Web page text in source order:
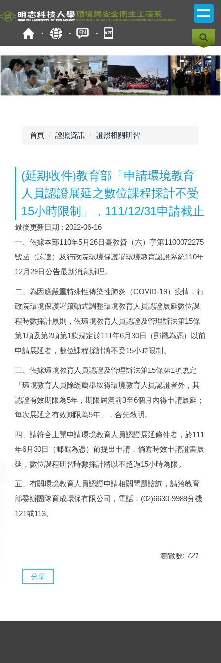
到
容
區
首頁 證照資訊 證照相關研習
(延期收件)教育部「申請環境教育
人員認證展延之數位課程採計不受
15小時限制」，111/12/31申請截止
最後更新日期 : 2022-06-16
一、依據本部110年5月26日臺教資（六）字第1100072275
號函（諒達）及行政院環境保護署環境教育認證系統110年
12月29日公告最新消息辦理。
二、為因應嚴重特殊性傳染性肺炎（COVID-19）疫情，行
政院環境保護署滾動式調整環境教育人員認證展延數位課
程時數採計原則，依環境教育人員認證及管理辦法第15條
第1項及第2項第1款規定於111年6月30日（郵戳為憑）以前
申請展延者，數位課程採計將不受15小時限制。
三、依據環境教育人員認證及管理辦法第15條第1項規定
「環境教育人員除經薦舉取得環境教育人員認證者外，其
認證有效期限為5年，期限屆滿前3至6個月內得申請展延；
每次展延之有效期限為5年」，合先敘明。
四、請符合上開申請環境教育人員認證展延條件者，於111
年6月30日（郵戳為憑）前提出申請，倘逾時效申請證書展
延，數位課程研習時數採計將以不超過15小時為限。
五、有關環境教育人員認證申請相關問題諮詢，請洽教育
部委辦團隊育成環保有限公司，電話：(02)6630-9988分機
121或113。
瀏覽數: 721
分享